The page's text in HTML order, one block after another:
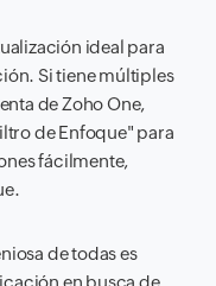
ideal para
Si tiene múltiples
de Zoho One,
de Enfoque" para
fácilmente,
de todas es